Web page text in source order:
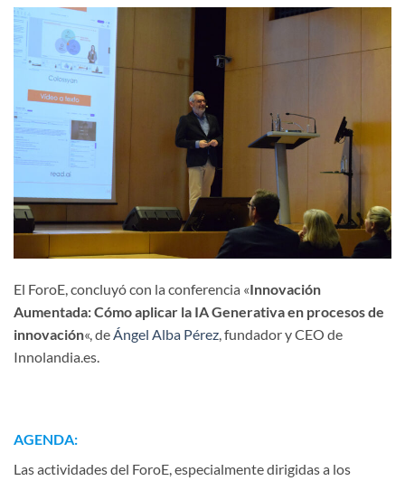
El ForoE, concluyó con la conferencia «Innovación
Aumentada: Cómo aplicar la IA Generativa en procesos de
innovación«, deÁngel Alba Pérez, fundador y CEO de
Innolandia.es.
AGENDA:
Las actividades del ForoE, especialmente dirigidas a los